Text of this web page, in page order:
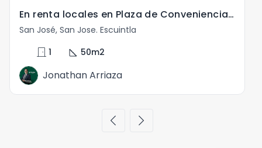
En renta locales en Plaza de Conveniencia en Likin
San José, San Jose. Escuintla
door_front 1 square_foot 50m2
Jonathan Arriaza
chevron_left chevron_right